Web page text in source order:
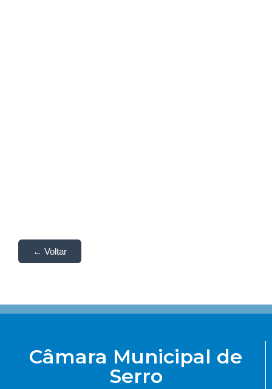
← Voltar
Câmara Municipal de
Serro